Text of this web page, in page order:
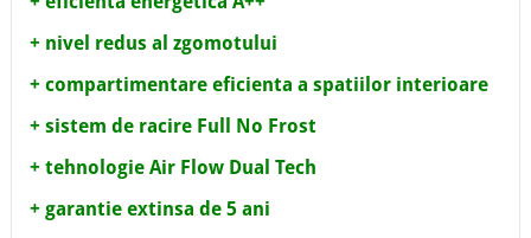
+ nivel redus al zgomotului
+ compartimentare eficienta a spatiilor interioare
+ sistem de racire Full No Frost
+ tehnologie Air Flow Dual Tech
+ garantie extinsa de 5 ani